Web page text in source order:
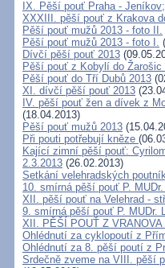
IX. Pěší pouť Praha -
XXXIII. pěší pouť z Krakova
Pěší pouť mužů 2013 - foto II.
Pěší pouť mužů 2013 - foto I.
Dívčí pěší pouť 2013
Pěší pouť z Kobylí do Žarošic
Pěší pouť do Tří Dubů 2013
XI. dívčí pěší pouť 2013
IV. pěší pouť žen a dívek z
(18.04.2013)
Pěší pouť mužů 2013
Při pouti potřebují kněze
Kající zimní pěší pouť:
2.3.2013 (26.02.2013)
Setkání velehradských
10. smírná pěší pouť P.
XII. pěší pouť na Velehrad -
9. smírná pěší pouť P. MUDr.
XII. PĚŠÍ POUŤ Z
Ohlédnutí za cyklopoutí z
Ohlédnutí za 8. pěší poutí z
Srdečně zveme na VIII. pěší